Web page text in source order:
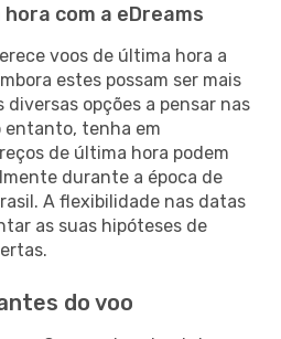
com a eDreams
voos de última hora a
estes possam ser mais
diversas opções a pensar nas
entanto, tenha em
de última hora podem
durante a época de
A flexibilidade nas datas
as suas hipóteses de
do voo